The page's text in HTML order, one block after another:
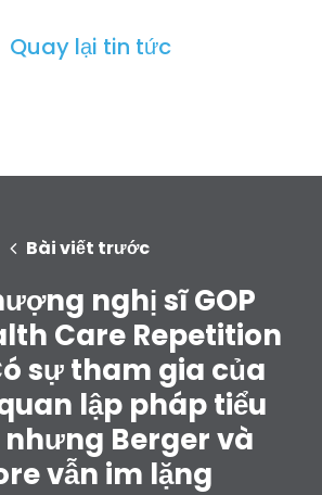
Quay lại tin tức
Bài viết trước
nghị sĩ GOP
Care Repetition
sự tham gia của
lập pháp tiểu
Berger và
vẫn im lặng